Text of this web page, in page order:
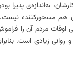
به‌اندازه‌ی پذیرا
هم مسحورکننده
مردم آن را
زیادی است.